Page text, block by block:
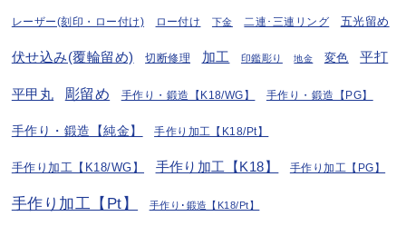
レーザー(刻印・ロー付け) ロー付け 下金 二連･三連リング 五光留め
伏せ込み(覆輪留め) 切断修理 加工 印鑑彫り 地金 変色 平打
平甲丸 彫留め 手作り・鍛造【K18/WG】 手作り・鍛造【PG】
手作り・鍛造【純金】 手作り加工【K18/Pt】
手作り加工【K18/WG】 手作り加工【K18】 手作り加工【PG】
手作り加工【Pt】 手作り･鍛造【K18/Pt】